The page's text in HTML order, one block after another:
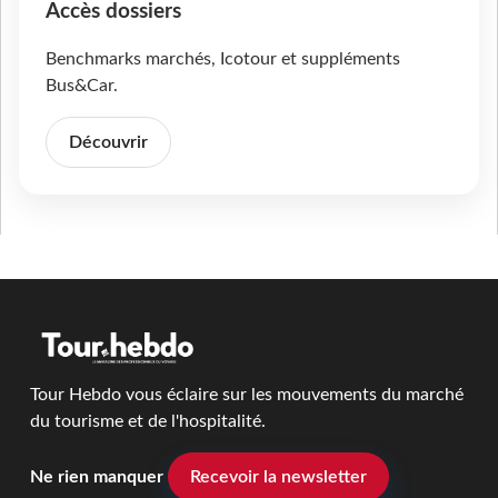
Accès dossiers
Benchmarks marchés, Icotour et suppléments
Bus&Car.
Découvrir
Tour Hebdo vous éclaire sur les mouvements du marché
du tourisme et de l'hospitalité.
Ne rien manquer Recevoir la newsletter